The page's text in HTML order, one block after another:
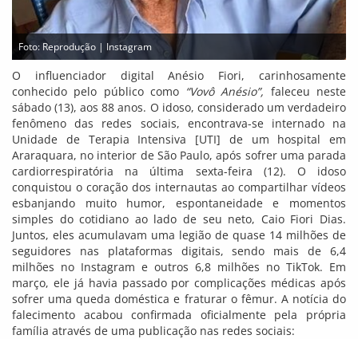
Foto: Reprodução | Instagram
O influenciador digital Anésio Fiori, carinhosamente
conhecido pelo público como“Vovô Anésio”, faleceu neste
sábado (13), aos 88 anos. O idoso, considerado um verdadeiro
fenômeno das redes sociais, encontrava-se internado na
Unidade de Terapia Intensiva [UTI] de um hospital em
Araraquara, no interior de São Paulo, após sofrer uma parada
cardiorrespiratória na última sexta-feira (12). O idoso
conquistou o coração dos internautas ao compartilhar vídeos
esbanjando muito humor, espontaneidade e momentos
simples do cotidiano ao lado de seu neto, Caio Fiori Dias.
Juntos, eles acumulavam uma legião de quase 14 milhões de
seguidores nas plataformas digitais, sendo mais de 6,4
milhões no Instagram e outros 6,8 milhões no TikTok. Em
março, ele já havia passado por complicações médicas após
sofrer uma queda doméstica e fraturar o fêmur. A notícia do
falecimento acabou confirmada oficialmente pela própria
família através de uma publicação nas redes sociais: